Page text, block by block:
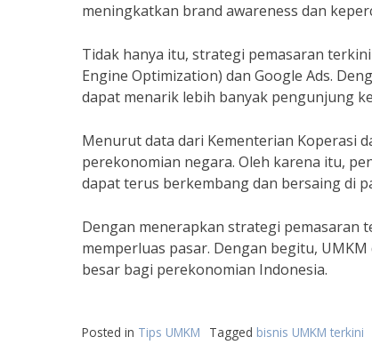
meningkatkan brand awareness dan
Tidak hanya itu, strategi pemasaran
Engine Optimization) dan Google Ads.
dapat menarik lebih banyak pengunjung
Menurut data dari Kementerian Koperasi
perekonomian negara. Oleh karena itu,
dapat terus berkembang dan bersaing di
Dengan menerapkan strategi pemasaran
memperluas pasar. Dengan begitu,
besar bagi perekonomian Indonesia.
Posted in Tips UMKM Tagged bisnis UMKM terkini